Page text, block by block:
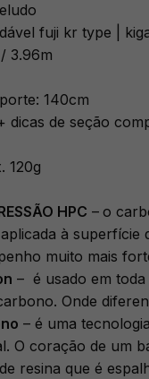
fuji kr type |
3.96m
140cm
dicas de seção
120g
HPC – o
à
muito mais
– é usado em
Onde
– é uma
O coração de um
resina que é